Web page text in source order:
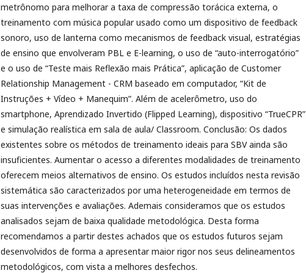
metrônomo para melhorar a taxa de compressão torácica externa, o
treinamento com música popular usado como um dispositivo de feedback
sonoro, uso de lanterna como mecanismos de feedback visual, estratégias
de ensino que envolveram PBL e E-learning, o uso de “auto-interrogatório”
e o uso de “Teste mais Reflexão mais Prática”, aplicação de Customer
Relationship Management - CRM baseado em computador, “Kit de
Instruções + Vídeo + Manequim”. Além de acelerômetro, uso do
smartphone, Aprendizado Invertido (Flipped Learning), dispositivo “TrueCPR”
e simulação realística em sala de aula/ Classroom. Conclusão: Os dados
existentes sobre os métodos de treinamento ideais para SBV ainda são
insuficientes. Aumentar o acesso a diferentes modalidades de treinamento
oferecem meios alternativos de ensino. Os estudos incluídos nesta revisão
sistemática são caracterizados por uma heterogeneidade em termos de
suas intervenções e avaliações. Ademais consideramos que os estudos
analisados sejam de baixa qualidade metodológica. Desta forma
recomendamos a partir destes achados que os estudos futuros sejam
desenvolvidos de forma a apresentar maior rigor nos seus delineamentos
metodológicos, com vista a melhores desfechos.